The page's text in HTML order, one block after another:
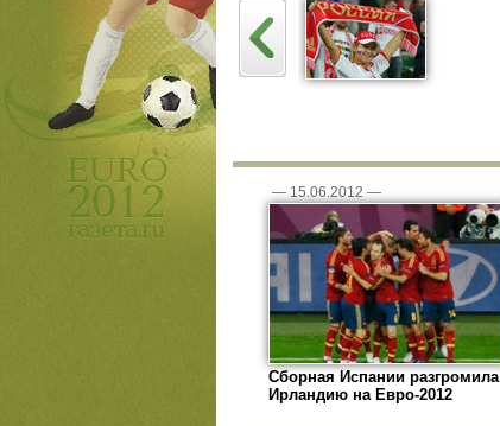
— 15.06.2012 —
Сборная Испании разгромила
Ирландию на Евро-2012